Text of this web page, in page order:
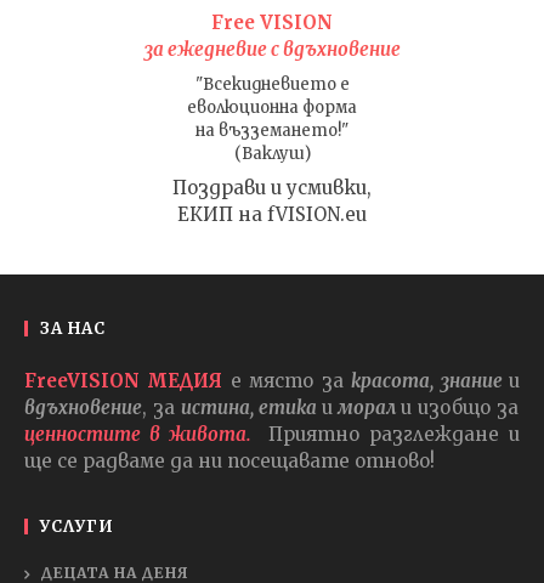
Free VISION
за ежедневие с вдъхновение
"Всекидневието е
еволюционна форма
на възземането!"
(Ваклуш)
Поздрави и усмивки,
ЕКИП на fVISION.eu
ЗА НАС
FreeVISION МЕДИЯ е място закрасота, знаниеи
вдъхновение, за истина, етика и морали изобщо за
ценностите в живота.
Приятно разглеждане и
ще се радваме да ни посещавате отново!
УСЛУГИ
ДЕЦАТА НА ДЕНЯ